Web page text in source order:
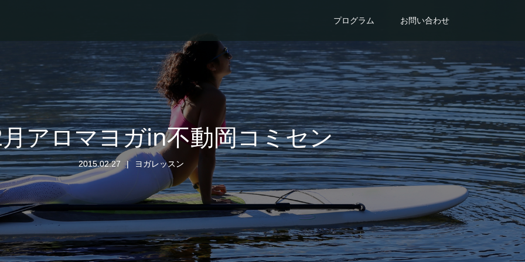
プログラム お問い合わせ
アロマヨガin不動岡コミセン
2015.02.27 ヨガレッスン